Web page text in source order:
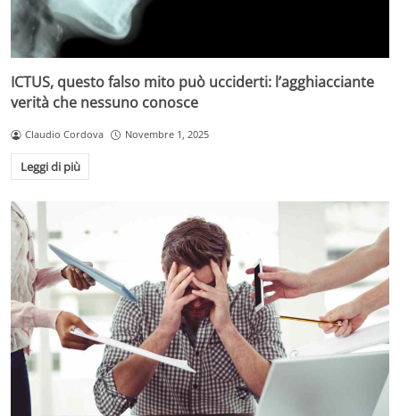
ICTUS, questo falso mito può ucciderti: l’agghiacciante
verità che nessuno conosce
Claudio Cordova Novembre 1, 2025
Leggi di più